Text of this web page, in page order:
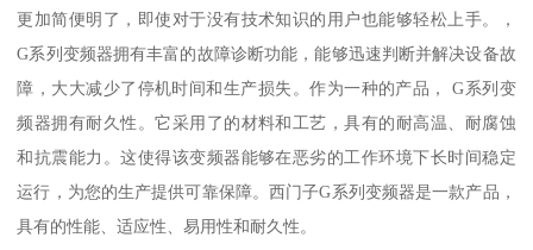
更加简便明了，即使对于没有技术知识的用户也能够轻松上手。，
G系列变频器拥有丰富的故障诊断功能，能够迅速判断并解决设备故
障，大大减少了停机时间和生产损失。作为一种的产品， G系列变
频器拥有耐久性。它采用了的材料和工艺，具有的耐高温、耐腐蚀
和抗震能力。这使得该变频器能够在恶劣的工作环境下长时间稳定
运行，为您的生产提供可靠保障。西门子G系列变频器是一款产品，
具有的性能、适应性、易用性和耐久性。